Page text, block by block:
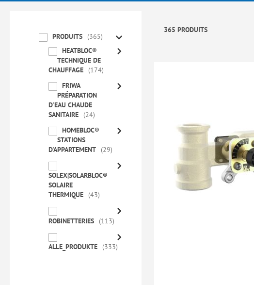
365 PRODUITS
PRODUITS
365
HEATBLOC®
TECHNIQUE DE
CHAUFFAGE
174
FRIWA
PRÉPARATION
D'EAU CHAUDE
SANITAIRE
24
HOMEBLOC®
STATIONS
D'APPARTEMENT
29
SOLEX|SOLARBLOC®
SOLAIRE
THERMIQUE
43
ROBINETTERIES 113
ALLE_PRODUKTE 333